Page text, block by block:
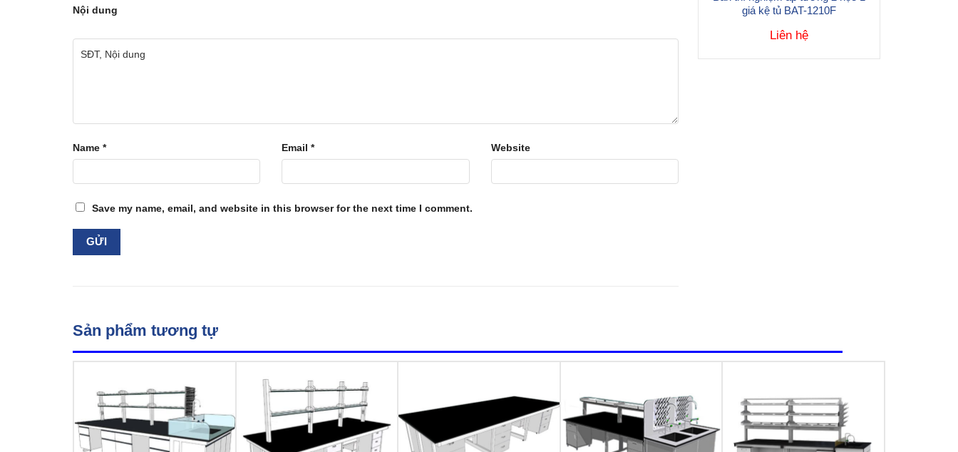
Nội dung
Name * Email* Website
Save my name, email, and website in this browser for the next time I comment.
giá kệ tủ BAT-1210F
Liên hệ
Sản phẩm tương tự